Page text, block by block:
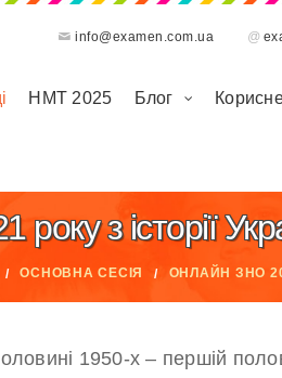
info@examen.com.ua @
НМТ 2025 Блог
з історії
ОСНОВНА СЕСІЯ ОНЛАЙН ЗНО
1950-х – першій